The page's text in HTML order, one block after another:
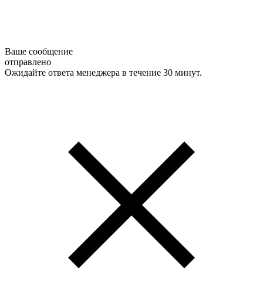
Ваше сообщение
отправлено
Ожидайте ответа менеджера в течение 30 минут.